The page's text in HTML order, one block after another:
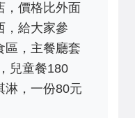
，價格比外面
，給大家參
區，主餐廳套
兒童餐180
淋，一份80元